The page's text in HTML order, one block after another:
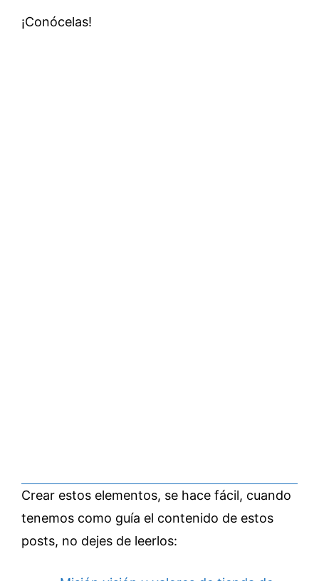
¡Conócelas!
Crear estos elementos, se hace fácil, cuando
tenemos como guía el contenido de estos
posts, no dejes de leerlos: